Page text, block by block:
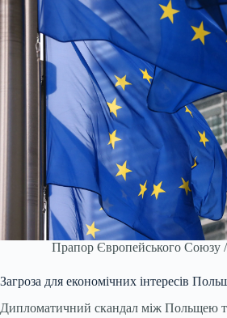
Прапор Європейського Союзу
Загроза для економічних інтересів
Дипломатичний скандал між Польщею